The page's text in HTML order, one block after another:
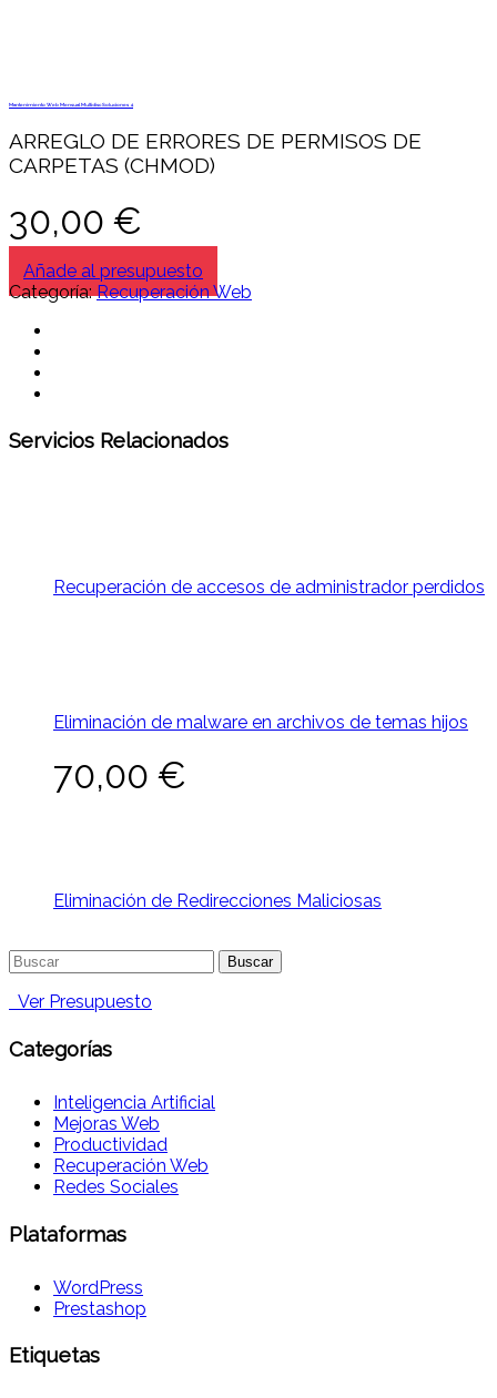
Mantenimiento Web Mensual Multidisc Soluciones 4
ARREGLO DE ERRORES DE PERMISOS DE
CARPETAS (CHMOD)
30,00 €
Añade al presupuesto
Categoría:Recuperación Web
Servicios Relacionados
Recuperación de accesos de administrador perdidos
Eliminación de malware en archivos de temas hijos
70,00 €
Eliminación de Redirecciones Maliciosas
Buscar:
Ver Presupuesto
Categorías
Inteligencia Artificial
Mejoras Web
Productividad
Recuperación Web
Redes Sociales
Plataformas
WordPress
Prestashop
Etiquetas